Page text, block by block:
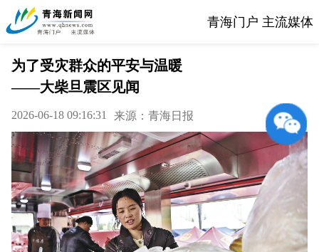
青海门户 主流媒体
为了受灾群众的平安与温暖
——大柴旦震区见闻
2026-06-18 09:16:31 来源：青海日报